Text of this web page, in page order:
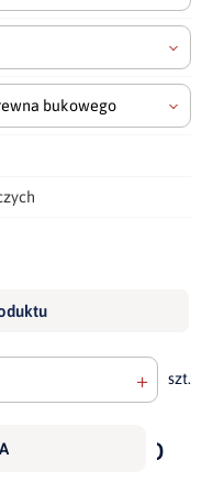
bukowego
+ szt.
do